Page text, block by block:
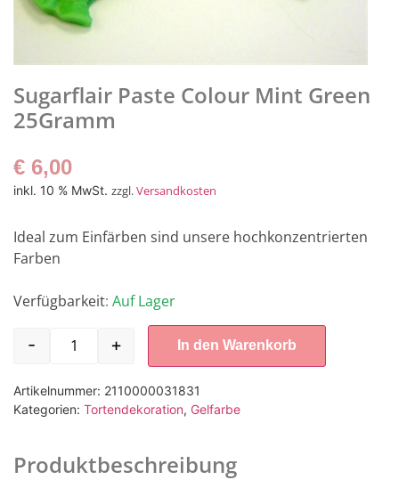
Sugarflair Paste Colour Mint Green
25Gramm
€ 6,00
inkl. 10 % MwSt. zzgl.Versandkosten
Ideal zum Einfärben sind unsere hochkonzentrierten
Farben
Verfügbarkeit: Auf Lager
- + In den Warenkorb
Artikelnummer: 2110000031831
Kategorien: Tortendekoration, Gelfarbe
Produktbeschreibung